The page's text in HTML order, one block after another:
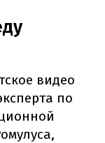
видео
по